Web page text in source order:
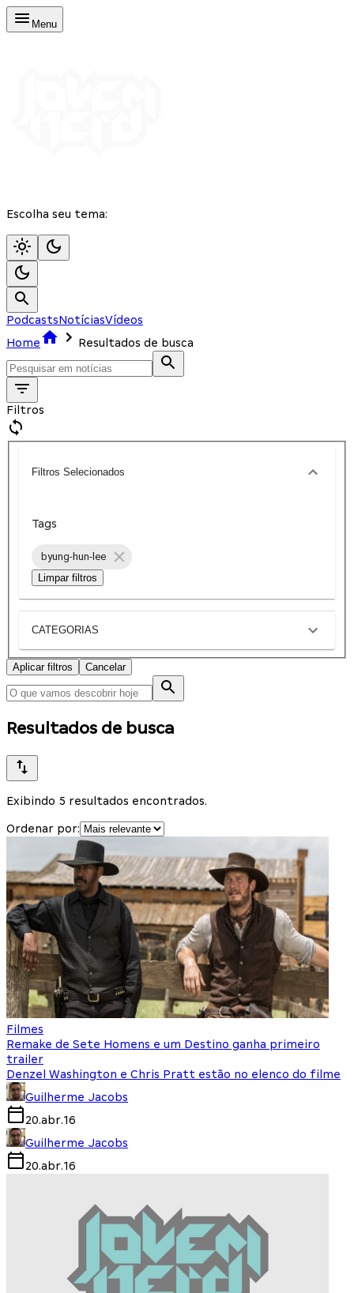
Menu
Escolha seu tema:
PodcastsNotíciasVídeos
Home
Resultados de busca
Filtros
Filtros Selecionados
Tags
byung-hun-lee
Limpar filtros
CATEGORIAS
Aplicar filtros Cancelar
Resultados de busca
Exibindo 5 resultados encontrados.
Ordenar por:
Filmes
Remake de Sete Homens e um Destino ganha primeiro
trailer
Denzel Washington e Chris Pratt estão no elenco do filme
Guilherme Jacobs
20.abr.16
Guilherme Jacobs
20.abr.16